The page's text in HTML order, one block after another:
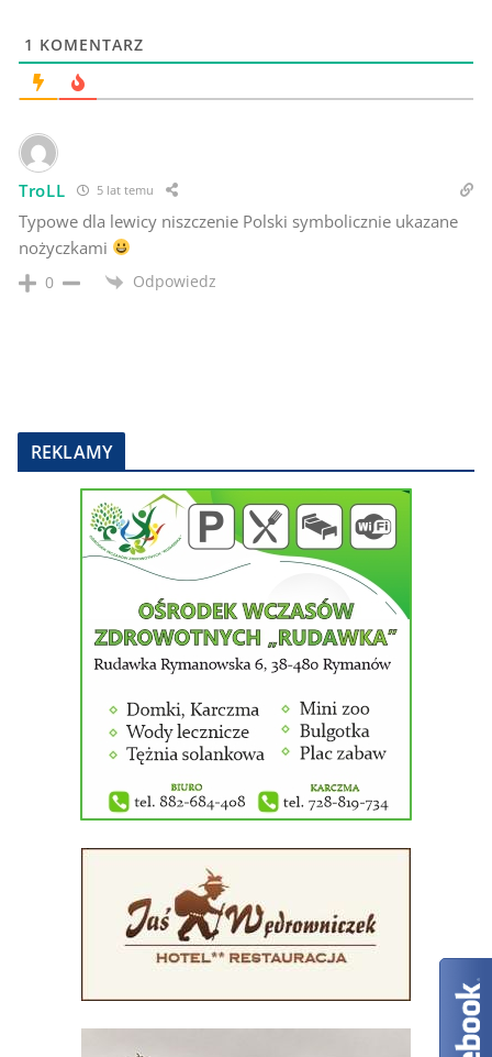
1 KOMENTARZ
TroLL 5 lat temu
Typowe dla lewicy niszczenie Polski symbolicznie ukazane
nożyczkami
0 Odpowiedz
REKLAMY